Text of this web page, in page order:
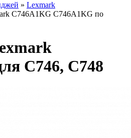
» Lexmark
C746A1KG C746A1KG по
C746, C748